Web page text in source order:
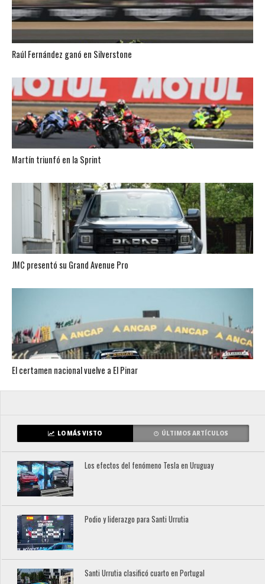
Raúl Fernández ganó en Silverstone
Martín triunfó en la Sprint
JMC presentó su Grand Avenue Pro
El certamen nacional vuelve a El Pinar
LO MÁS VISTO ÚLTIMOS ARTÍCULOS
Los efectos del fenómeno Tesla en Uruguay
Podio y liderazgo para Santi Urrutia
Santi Urrutia clasificó cuarto en Portugal